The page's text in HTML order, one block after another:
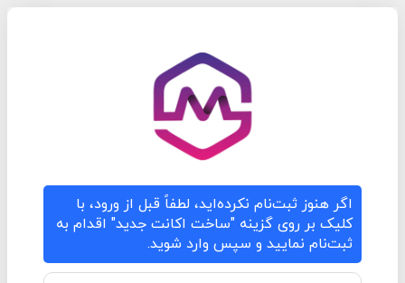
اگر هنوز ثبت‌نام نکرده‌اید، لطفاً قبل از ورود، با
کلیک بر روی گزینه "ساخت اکانت جدید" اقدام به
ثبت‌نام نمایید و سپس وارد شوید.